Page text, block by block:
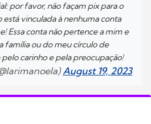
por favor, não façam pix para o
está vinculada à nenhuma conta
Essa conta não pertence a mim e
família ou do meu círculo de
carinho e pela preocupação!
August 19, 2023